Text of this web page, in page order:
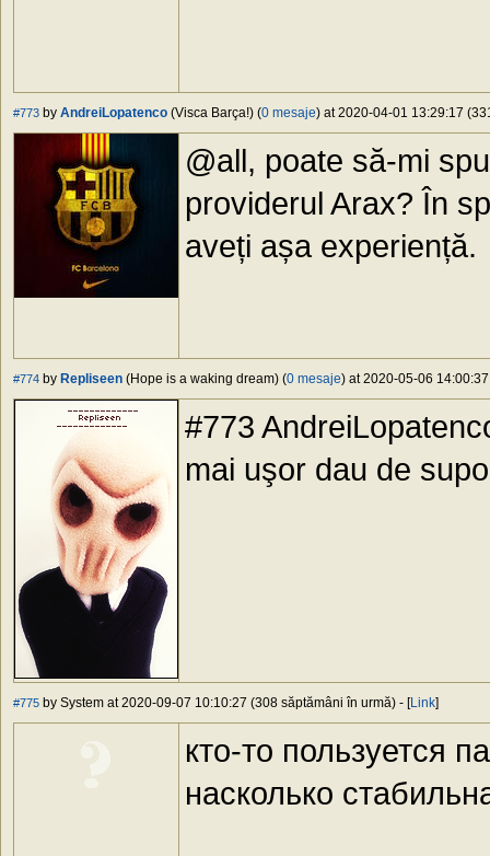
#773 by AndreiLopatenco (Visca Barça!) (0 mesaje) at 2020-04-01 13:29:17
@all, poate să-mi
providerul Arax? În
aveți așa experiență.
#774 by Repliseen (Hope is a waking dream) (0 mesaje) at 2020-05-06
#773
mai uşor dau de
#775 by System at 2020-09-07 10:10:27 (308 săptămâni în urmă) - [Link]
кто-то пользуется
насколько